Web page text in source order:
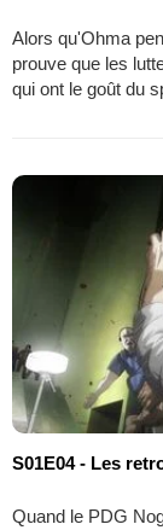
Alors qu'Ohma
prouve que les
qui ont le goût du
S01E04 - Les
Quand le PDG